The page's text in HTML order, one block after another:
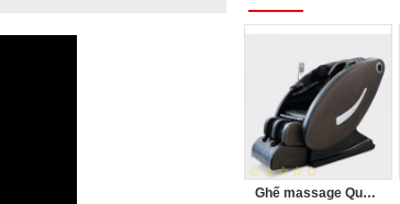
Ghế massage Queen Crown QC LX888